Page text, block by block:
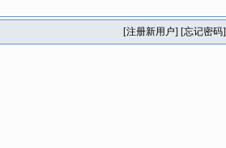
[注册新用户] [忘记密码]